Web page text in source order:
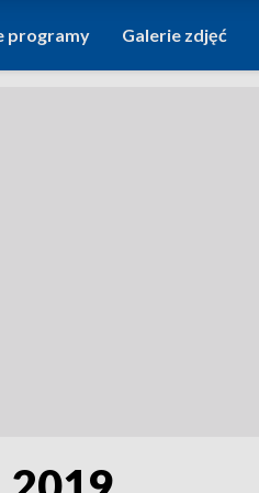
programy Galerie zdjęć